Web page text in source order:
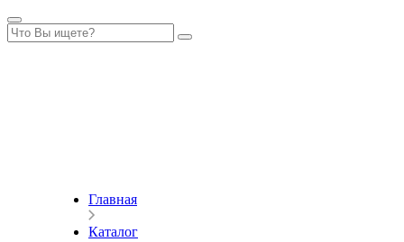
Главная
Каталог